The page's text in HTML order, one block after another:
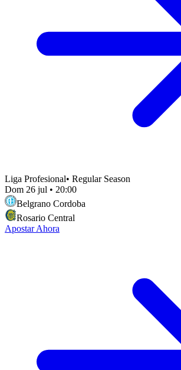
Liga Profesional• Regular Season
Dom 26 jul • 20:00
Belgrano Cordoba
Rosario Central
Apostar Ahora